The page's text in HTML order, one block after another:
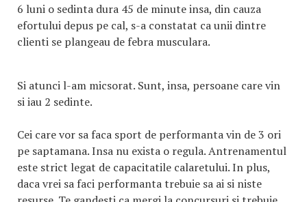
6 luni o sedinta dura 45 de minute insa, din cauza
efortului depus pe cal, s-a constatat ca unii dintre
clienti se plangeau de febra musculara.
Si atunci l-am micsorat. Sunt, insa, persoane care vin
si iau 2 sedinte.
Cei care vor sa faca sport de performanta vin de 3 ori
pe saptamana. Insa nu exista o regula. Antrenamentul
este strict legat de capacitatile calaretului. In plus,
daca vrei sa faci performanta trebuie sa ai si niste